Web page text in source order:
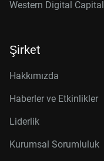
Western Digital Capital
Şirket
Hakkımızda
Haberler ve Etkinlikler
Liderlik
Kurumsal Sorumluluk